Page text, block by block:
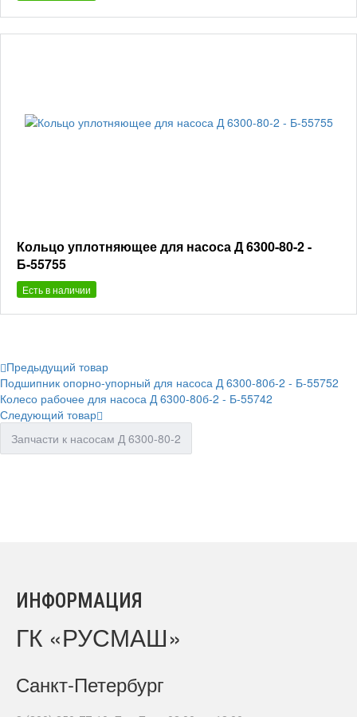
Кольцо уплотняющее для насоса Д 6300-80-2 -
Б-55755
Есть в наличии
Предыдущий товар
Подшипник опорно-упорный для насоса Д 6300-80б-2 - Б-55752
Колесо рабочее для насоса Д 6300-80б-2 - Б-55742
Следующий товар
Запчасти к насосам Д 6300-80-2
ИНФОРМАЦИЯ
ГК «РУСМАШ»
Санкт-Петербург